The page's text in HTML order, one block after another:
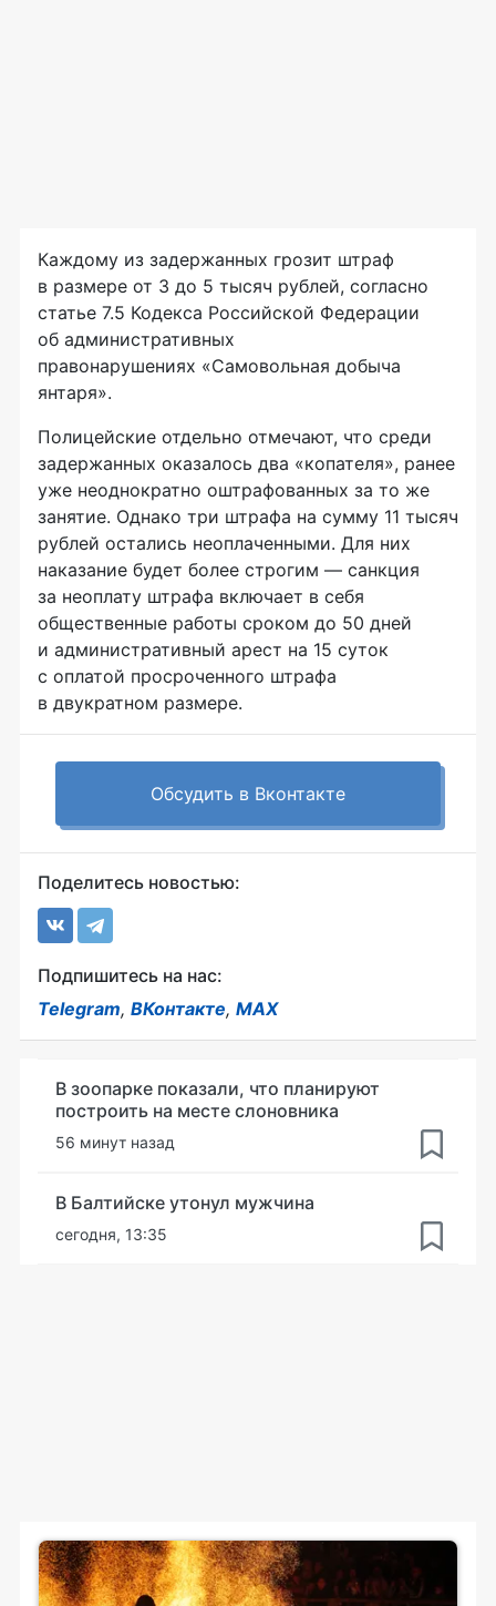
Каждому из задержанных грозит штраф
в размере от 3 до 5 тысяч рублей, согласно
статье 7.5 Кодекса Российской Федерации
об административных
правонарушениях «Самовольная добыча
янтаря».
Полицейские отдельно отмечают, что среди
задержанных оказалось два «копателя», ранее
уже неоднократно оштрафованных за то же
занятие. Однако три штрафа на сумму 11 тысяч
рублей остались неоплаченными. Для них
наказание будет более строгим — санкция
за неоплату штрафа включает в себя
общественные работы сроком до 50 дней
и административный арест на 15 суток
с оплатой просроченного штрафа
в двукратном размере.
Обсудить в Вконтакте
Поделитесь новостью:
Подпишитесь на нас:
Telegram, ВКонтакте, MAX
В зоопарке показали, что планируют
построить на месте слоновника
56 минут назад
В Балтийске утонул мужчина
сегодня, 13:35